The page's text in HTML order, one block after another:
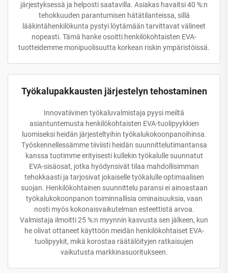
järjestyksessä ja helposti saatavilla. Asiakas havaitsi 40 %:n
tehokkuuden parantumisen hätätilanteissa, sillä
lääkintähenkilökunta pystyi löytämään tarvittavat välineet
nopeasti. Tämä hanke osoitti henkilökohtaisten EVA-
tuotteidemme monipuolisuutta korkean riskin ympäristöissä.
Työkalupakkausten järjestelyn tehostaminen
Innovatiivinen työkaluvalmistaja pyysi meiltä
asiantuntemusta henkilökohtaisten EVA-tuolipyykkien
luomiseksi heidän järjesteltyihin työkalukokoonpanoihinsa.
Työskennellessämme tiiviisti heidän suunnittelutimantansa
kanssa tuotimme erityisesti kullekin työkalulle suunnatut
EVA-sisäosat, jotka hyödynsivät tilaa mahdollisimman
tehokkaasti ja tarjosivat jokaiselle työkalulle optimaalisen
suojan. Henkilökohtainen suunnittelu paransi ei ainoastaan
työkalukokoonpanon toiminnallisia ominaisuuksia, vaan
nosti myös kokonaisvaikutelman esteettistä arvoa.
Valmistaja ilmoitti 25 %:n myynnin kasvusta sen jälkeen, kun
he olivat ottaneet käyttöön meidän henkilökohtaiset EVA-
tuolipyykit, mikä korostaa räätälöityjen ratkaisujen
vaikutusta markkinasuoritukseen.